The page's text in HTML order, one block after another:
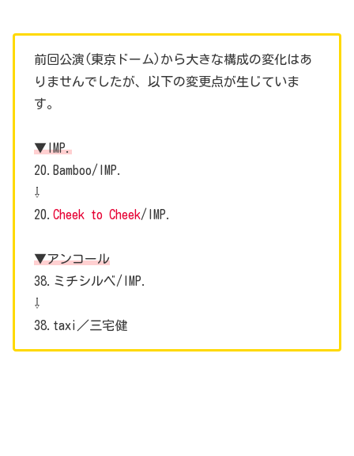
前回公演(東京ドーム)から大きな構成の変化はあ
りませんでしたが、以下の変更点が生じていま
す。
▼IMP.
20.Bamboo/IMP.
⇩
20. Cheek to Cheek/IMP.
▼アンコール
38.ミチシルベ/IMP.
⇩
38.taxi／三宅健